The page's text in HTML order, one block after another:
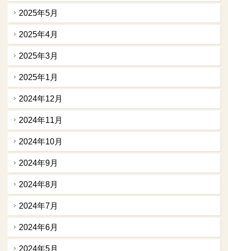
2025年5月
2025年4月
2025年3月
2025年1月
2024年12月
2024年11月
2024年10月
2024年9月
2024年8月
2024年7月
2024年6月
2024年5月